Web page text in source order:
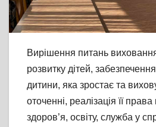
Вирішення питань
розвитку дітей,
дитини, яка зростає та
оточенні, реалізація її
здоров’я, освіту, служба у